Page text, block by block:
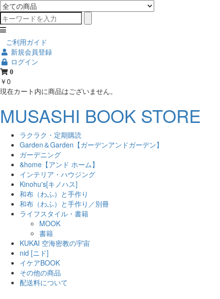
ご利用ガイド
新規会員登録
ログイン
0
￥0
現在カート内に商品はございません。
MUSASHI BOOK STORE
ラクラク・定期購読
Garden＆Garden【ガーデンアンドガーデン】
ガーデニング
&home【アンド ホーム】
インテリア・ハウジング
Kinohu's[キノハス]
和布（わふ）と手作り
和布（わふ）と手作り／別冊
ライフスタイル・書籍
MOOK
書籍
KUKAI 空海密教の宇宙
nid [ニド]
イケアBOOK
その他の商品
配送料について